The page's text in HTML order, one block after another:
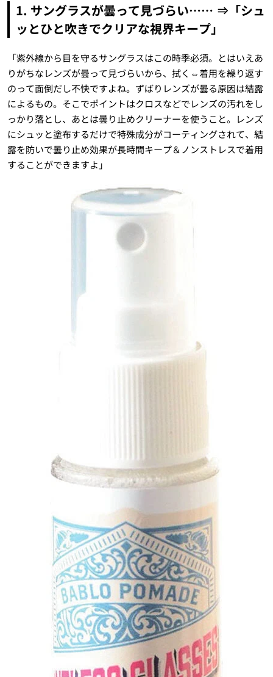
1. サングラスが曇って見づらい…… ⇒「シュ
ッとひと吹きでクリアな視界キープ」
「紫外線から目を守るサングラスはこの時季必須。とはいえあ
りがちなレンズが曇って見づらいから、拭く⇔着用を繰り返す
のって面倒だし不快ですよね。ずばりレンズが曇る原因は結露
によるもの。そこでポイントはクロスなどでレンズの汚れをし
っかり落とし、あとは曇り止めクリーナーを使うこと。レンズ
にシュッと塗布するだけで特殊成分がコーティングされて、結
露を防いで曇り止め効果が長時間キープ＆ノンストレスで着用
することができますよ」